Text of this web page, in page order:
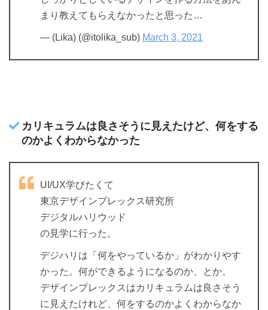
まり教えてもらえなかったと思った…
— (Lika) (@itolika_sub) March 3, 2021
カリキュラムは良さそうに見えたけど、何をする
のかよくわからなかった
UI/UX学びたくて
東京デザインプレックス研究所
デジタルハリウッド
の見学に行った。
デジハリは「何をやっているか」がわかりやす
かった。何ができるようになるのか、とか。
デザインプレックスはカリキュラムは良さそう
に見えたけれど、何をするのかよくわからなか